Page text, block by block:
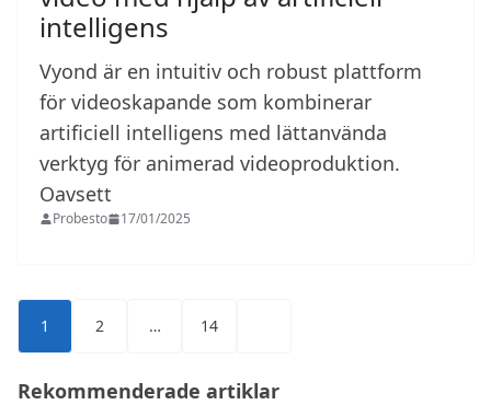
intelligens
Vyond är en intuitiv och robust plattform
för videoskapande som kombinerar
artificiell intelligens med lättanvända
verktyg för animerad videoproduktion.
Oavsett
Probesto 17/01/2025
Sidnumrering
för
inlägg
1 2 … 14
Rekommenderade artiklar